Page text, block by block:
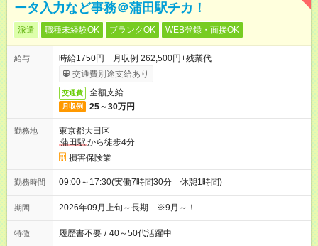
ータ入力など事務＠蒲田駅チカ！
派遣 職種未経験OK ブランクOK WEB登録・面接OK
給与
時給1750円 月収例 262,500円+残業代
交通費別途支給あり
交通費 全額支給
月収例 25～30万円
勤務地
東京都大田区
蒲田駅から徒歩4分
損害保険業
勤務時間 09:00～17:30(実働7時間30分 休憩1時間)
期間 2026年09月上旬～長期 ※9月～！
特徴 履歴書不要 / 40～50代活躍中